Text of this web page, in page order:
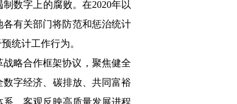
数字上的腐败。在2020年以
有关部门将防范和惩治统计
统计工作行为。
战略合作框架协议，聚焦健全
字经济、碳排放、共同富裕
，客观反映高质量发展进程